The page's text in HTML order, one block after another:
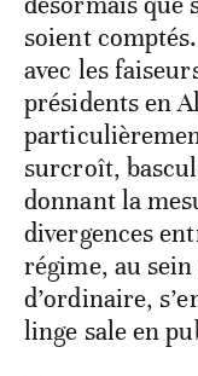
soient
avec les
présidents en
surcroît,
donnant la
divergences
régime, au
d’ordinaire,
linge sale en